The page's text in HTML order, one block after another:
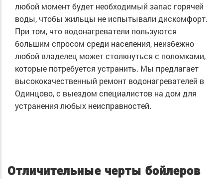
любой момент будет необходимый запас горячей
воды, чтобы жильцы не испытывали дискомфорт.
При том, что водонагреватели пользуются
большим спросом среди населения, неизбежно
любой владелец может столкнуться с поломками,
которые потребуется устранить. Мы предлагает
высококачественный ремонт водонагревателей в
Одинцово, с выездом специалистов на дом для
устранения любых неисправностей.
Отличительные черты бойлеров